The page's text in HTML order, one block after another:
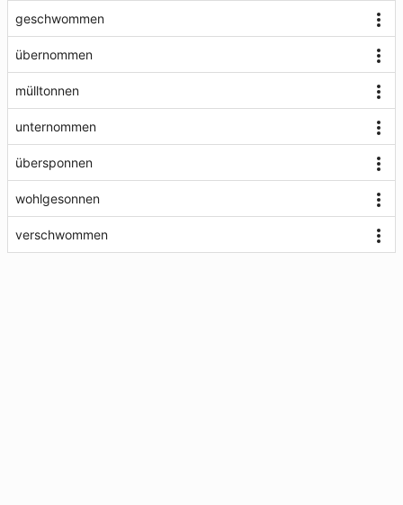
geschwommen
übernommen
mülltonnen
unternommen
übersponnen
wohlgesonnen
verschwommen